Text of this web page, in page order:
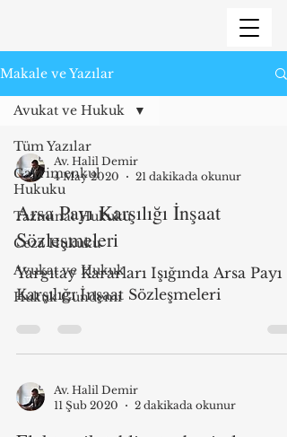
Makale ve Yazılar
Tüm Yazılar
Gayrimenkul
Hukuku
Tazminat Hukuku
Ceza Hukuku
Avukat ve Hukuk
Hukuk Gündemi
Avukat ve Hukuk
Av. Halil Demir
4 May 2020
21 dakikada okunur
Arsa Payı Karşılığı İnşaat
Sözleşmeleri
Yargıtay Kararları Işığında Arsa Payı
Karşılığı İnşaat Sözleşmeleri
Av. Halil Demir
11 Şub 2020
2 dakikada okunur